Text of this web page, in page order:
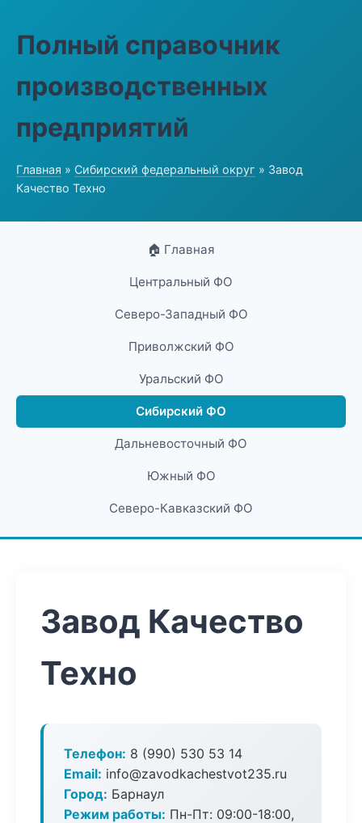
Полный справочник
производственных
предприятий
Главная » Сибирский федеральный округ » Завод
Качество Техно
🏠 Главная
Центральный ФО
Северо-Западный ФО
Приволжский ФО
Уральский ФО
Сибирский ФО
Дальневосточный ФО
Южный ФО
Северо-Кавказский ФО
Завод Качество
Техно
Телефон: 8 (990) 530 53 14
Email: info@zavodkachestvot235.ru
Город: Барнаул
Режим работы: Пн-Пт: 09:00-18:00,